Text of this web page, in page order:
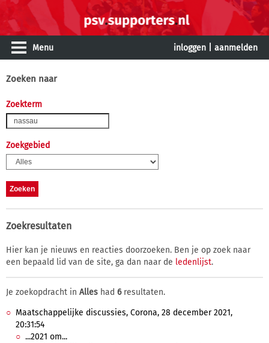
Menu inloggen aanmelden
Zoeken naar
Zoekterm
Zoekgebied
Zoekresultaten
Hier kan je nieuws en reacties doorzoeken. Ben je op zoek naar
een bepaald lid van de site, ga dan naar de ledenlijst.
Je zoekopdracht in Alles had 6resultaten.
Maatschappelijke discussies, Corona, 28 december 2021,
20:31:54
...2021 om...